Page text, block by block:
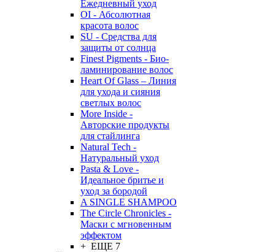
Eжедневный уход
OI - Абсолютная
красота волос
SU - Средства для
защиты от солнца
Finest Pigments - Био-
ламинирование волос
Heart Of Glass – Линия
для ухода и сияния
светлых волос
More Inside -
Авторские продукты
для стайлинга
Natural Tech -
Натуральный уход
Pasta & Love -
Идеальное бритье и
уход за бородой
A SINGLE SHAMPOO
The Circle Chronicles -
Маски с мгновенным
эффектом
+ ЕЩЕ 7